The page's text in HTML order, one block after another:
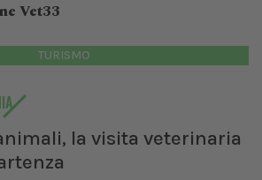
Vet33
TURISMO
la visita veterinaria